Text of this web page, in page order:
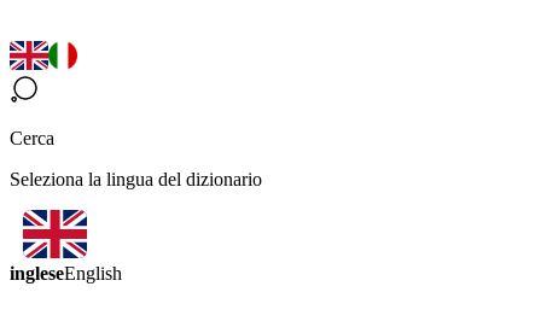
Cerca
Seleziona la lingua del dizionario
ingleseEnglish